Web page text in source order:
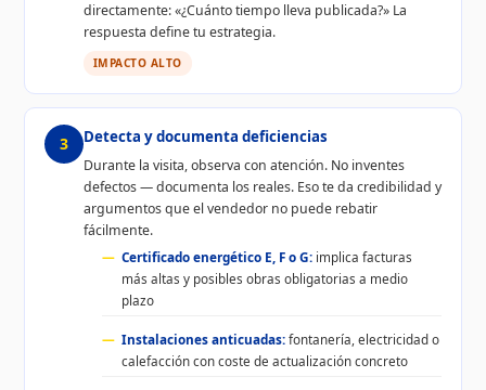
directamente: «¿Cuánto tiempo lleva publicada?» La
respuesta define tu estrategia.
IMPACTO ALTO
3 Detecta y documenta deficiencias
Durante la visita, observa con atención. No inventes
defectos — documenta los reales. Eso te da credibilidad y
argumentos que el vendedor no puede rebatir
fácilmente.
Certificado energético E, F o G: implica facturas
más altas y posibles obras obligatorias a medio
plazo
Instalaciones anticuadas:fontanería, electricidad o
calefacción con coste de actualización concreto